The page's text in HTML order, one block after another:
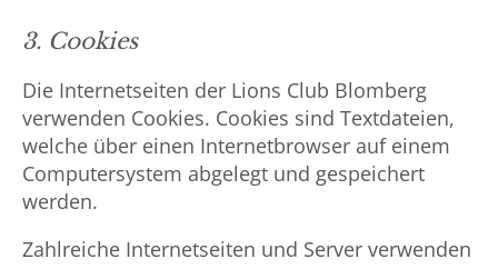
3. Cookies
Die Internetseiten der Lions Club Blomberg
verwenden Cookies. Cookies sind Textdateien,
welche über einen Internetbrowser auf einem
Computersystem abgelegt und gespeichert
werden.
Zahlreiche Internetseiten und Server verwenden